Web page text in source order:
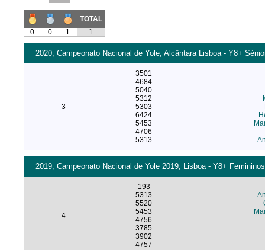
TOTAL
0
0 1 1
2020, Campeonato Nacional de Yole, Alcântara Lisboa - Y8+
3
3501
4684
5040
5312
5303
6424
5453
4706
5313
2019, Campeonato Nacional de Yole 2019, Lisboa - Y8+
4
193
5313
5520
5453
4756
3785
3902
4757